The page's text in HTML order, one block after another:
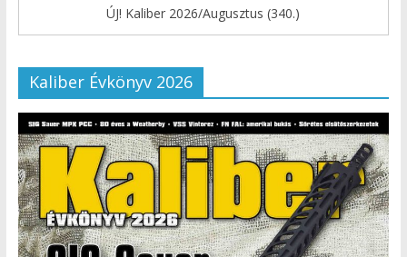
ÚJ! Kaliber 2026/Augusztus (340.)
Kaliber Évkönyv 2026